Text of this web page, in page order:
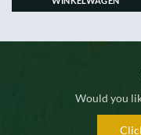
Would you